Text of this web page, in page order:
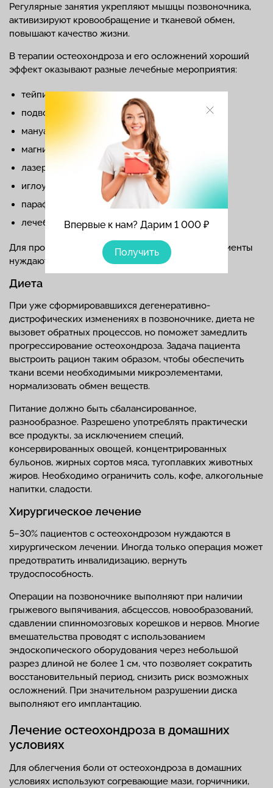
Впервые к нам? Дарим 1 000 ₽
Получить
Регулярные занятия укрепляют мышцы позвоночника,
активизируют кровообращение и тканевой обмен,
повышают качество жизни.
В терапии остеохондроза и его осложнений хороший
эффект оказывают разные лечебные мероприятия:
тейпирование,
подводное и сухое вытяжение позвоночника,
мануальная терапия,
магнитотерапия,
лазеротерапия,
иглоукалывание,
парафинолечение,
лечебные ванны.
Для профилактики рецидива остеохондроза пациенты
нуждаются в регулярной физиотерапии, ЛФК.
Диета
При уже сформировавшихся дегенеративно-
дистрофических изменениях в позвоночнике, диета не
вызовет обратных процессов, но поможет замедлить
прогрессирование остеохондроза. Задача пациента
выстроить рацион таким образом, чтобы обеспечить
ткани всеми необходимыми микроэлементами,
нормализовать обмен веществ.
Питание должно быть сбалансированное,
разнообразное. Разрешено употреблять практически
все продукты, за исключением специй,
консервированных овощей, концентрированных
бульонов, жирных сортов мяса, тугоплавких животных
жиров. Необходимо ограничить соль, кофе, алкогольные
напитки, сладости.
Хирургическое лечение
5–30% пациентов с остеохондрозом нуждаются в
хирургическом лечении. Иногда только операция может
предотвратить инвалидизацию, вернуть
трудоспособность.
Операции на позвоночнике выполняют при наличии
грыжевого выпячивания, абсцессов, новообразований,
сдавлении спинномозговых корешков и нервов. Многие
вмешательства проводят с использованием
эндоскопического оборудования через небольшой
разрез длиной не более 1 см, что позволяет сократить
восстановительный период, снизить риск возможных
осложнений. При значительном разрушении диска
выполняют его имплантацию.
Лечение остеохондроза в домашних
условиях
Для облегчения боли от остеохондроза в домашних
условиях используют согревающие мази, горчичники,